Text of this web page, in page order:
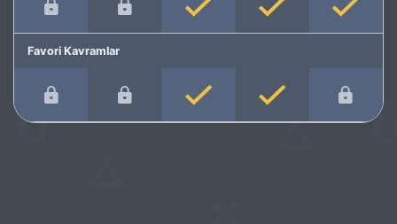
Favori Kavramlar